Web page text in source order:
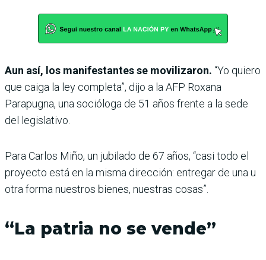
Aun así, los manifestantes se movilizaron. “Yo quiero
que caiga la ley completa”, dijo a la AFP Roxana
Parapugna, una socióloga de 51 años frente a la sede
del legislativo.
Para Carlos Miño, un jubilado de 67 años, “casi todo el
proyecto está en la misma dirección: entregar de una u
otra forma nuestros bienes, nuestras cosas”.
“La patria no se vende”